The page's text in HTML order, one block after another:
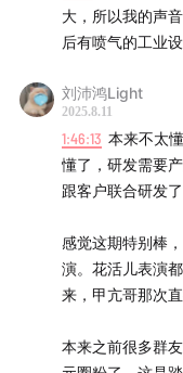
这场发布会的主角
星人形机器人公司
公司安努智能所部
精工的工厂内。
大，所以我的声
后有喷气的工业
刘沛鸿Light
2025.8.11
1:46:13 本来不太
懂了，研发需要
跟客户联合研发
感觉这期特别棒
演。花活儿表演
来，甲亢哥那次
本来之前很多群